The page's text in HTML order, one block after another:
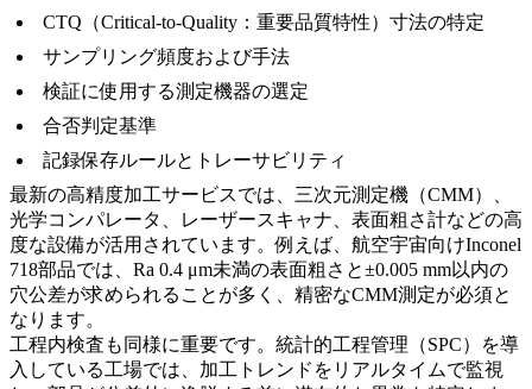
CTQ（Critical-to-Quality：重要品質特性）寸法の特定
サンプリング頻度および手法
検証に使用する測定機器の選定
合否判定基準
記録保存ルールとトレーサビリティ
最新の高精度加工サービスでは、三次元測定機（CMM）、
光学コンパレータ、レーザースキャナ、表面粗さ計などの高
度な設備が活用されています。例えば、航空宇宙向けInconel
718部品では、Ra 0.4 μm未満の表面粗さと±0.005 mm以内の
穴公差が求められることが多く、精密なCMM測定が必須と
なります。
工程内検査も同様に重要です。統計的工程管理（SPC）を導
入している工場では、加工トレンドをリアルタイムで監視